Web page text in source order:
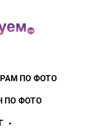
ПО ФОТО
ПО ФОТО